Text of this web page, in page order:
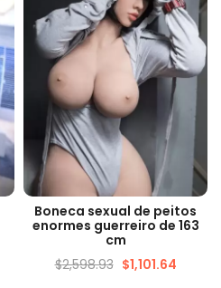
VISUALIZAÇÃO RÁPIDA
Boneca sexual de peitos
enormes guerreiro de 163
cm
$2,598.93 $1,101.64